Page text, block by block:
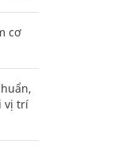
cơ
vị trí